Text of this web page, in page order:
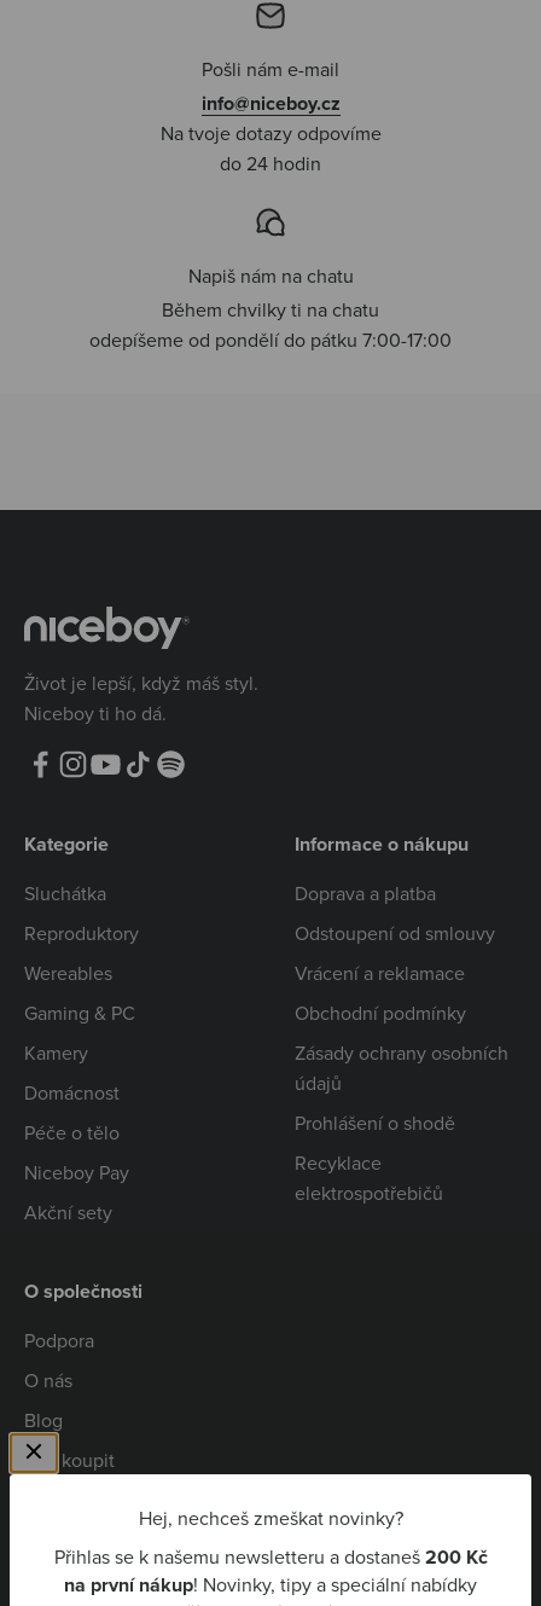
Hej, nechceš zmeškat novinky?
Přihlas se k našemu newsletteru a dostaneš200 Kč
na první nákup! Novinky, tipy a speciální nabídky
Pošli nám e-mail
info@niceboy.cz
Na tvoje dotazy odpovíme
do 24 hodin
Napiš nám na chatu
Během chvilky ti na chatu
odepíšeme od pondělí do pátku 7:00-17:00
Život je lepší, když máš styl.
Niceboy ti ho dá.
Kategorie
Sluchátka
Reproduktory
Wereables
Gaming & PC
Kamery
Domácnost
Péče o tělo
Niceboy Pay
Akční sety
Informace o nákupu
Doprava a platba
Odstoupení od smlouvy
Vrácení a reklamace
Obchodní podmínky
Zásady ochrany osobních
údajů
Prohlášení o shodě
Recyklace
elektrospotřebičů
O společnosti
Podpora
O nás
Blog
Kde koupit
Niceboy Pay